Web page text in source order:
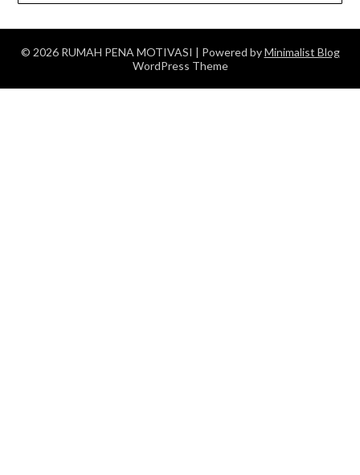
© 2026 RUMAH PENA MOTIVASI | Powered byMinimalist Blog
WordPress Theme